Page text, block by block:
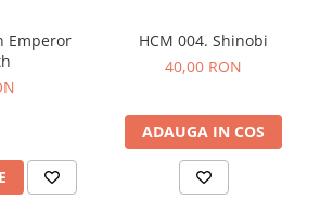
Emperor
HCM 004. Shinobi
40,00 RON
ADAUGA IN COS